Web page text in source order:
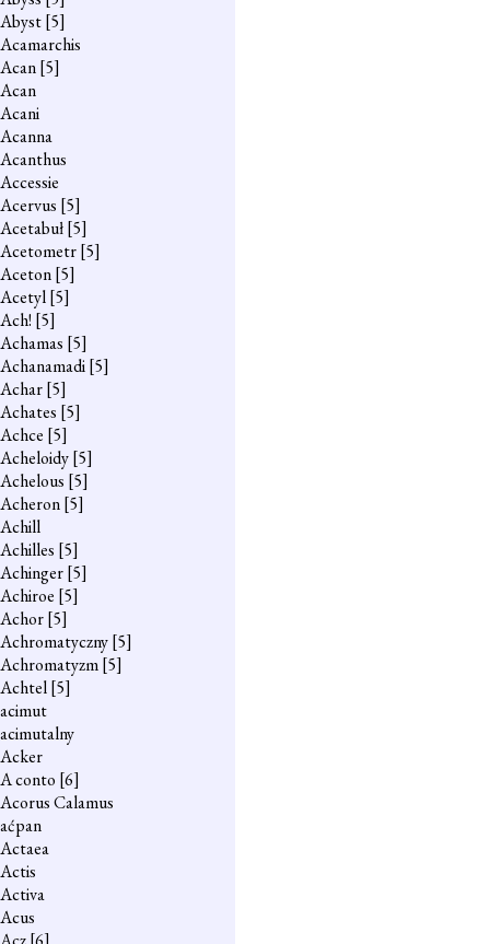
Abyst[5]
Acamarchis
Acan[5]
Acan
Acani
Acanna
Acanthus
Accessie
Acervus [5]
Acetabuł[5]
Acetometr[5]
Aceton[5]
Acetyl[5]
Ach! [5]
Achamas [5]
Achanamadi[5]
Achar[5]
Achates [5]
Achce [5]
Acheloidy[5]
Achelous [5]
Acheron[5]
Achill
Achilles [5]
Achinger[5]
Achiroe [5]
Achor[5]
Achromatyczny[5]
Achromatyzm[5]
Achtel[5]
acimut
acimutalny
Acker
A conto [6]
Acorus Calamus
aćpan
Actaea
Actis
Activa
Acus